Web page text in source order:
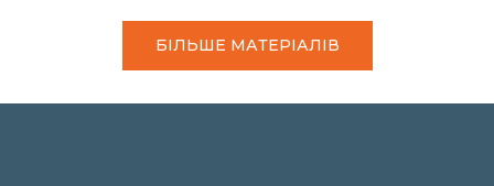
БІЛЬШЕ МАТЕРІАЛІВ